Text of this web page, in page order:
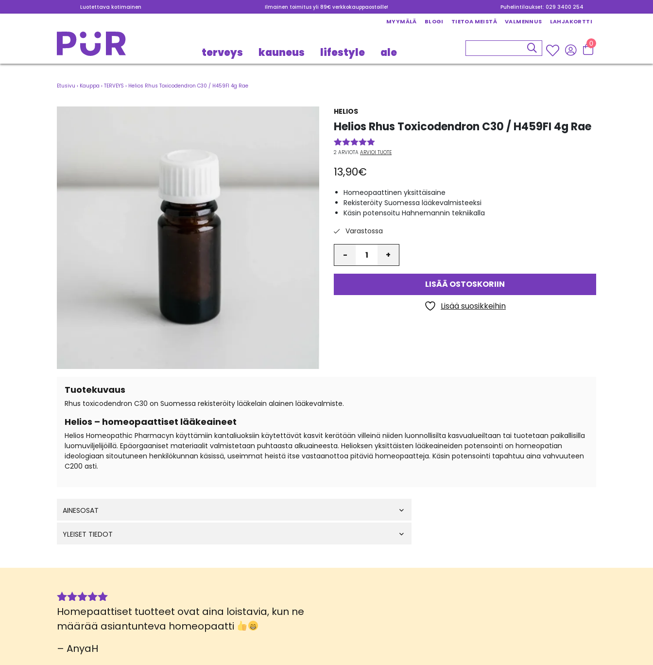
Luotettava kotimainen Ilmainen toimitus yli 89€ verkkokauppaostoille! Puhelintilaukset: 029 3400 254
MYYMÄLÄ BLOGI TIETOA MEISTÄ VALMENNUS LAHJAKORTTI
terveys kauneus lifestyle ale
0
Etusivu › Kauppa › TERVEYS › Helios Rhus Toxicodendron C30 / H459FI 4g Rae
HELIOS
Helios Rhus Toxicodendron C30 / H459FI 4g Rae
Arvio5.00
perustuen
2
asiakkaan
2 ARVIOTA ARVIOI TUOTE
13,90€
Homeopaattinen yksittäisaine
Rekisteröity Suomessa lääkevalmisteeksi
Käsin potensoitu Hahnemannin tekniikalla
Varastossa
LISÄÄ OSTOSKORIIN
Lisää suosikkeihin
Tuotekuvaus
Rhus toxicodendron C30 on Suomessa rekisteröity lääkelain alainen lääkevalmiste.
Helios – homeopaattiset lääkeaineet
Helios Homeopathic Pharmacyn käyttämiin kantaliuoksiin käytettävät kasvit kerätään villeinä niiden luonnollisilta kasvualueiltaan tai tuotetaan paikallisilla
luomuviljelijöillä. Epäorgaaniset materiaalit valmistetaan puhtaasta alkuaineesta. Helioksen yksittäisten lääkeaineiden potensointi on homeopatian
ideologiaan sitoutuneen henkilökunnan käsissä, useimmat heistä itse vastaanottoa pitäviä homeopaatteja. Käsin potensointi tapahtuu aina vahvuuteen
C200 asti.
AINESOSAT
YLEISET TIEDOT
Arvostelu
tuotteesta:
5 / 5
Homepaattiset tuotteet ovat aina loistavia, kun ne
määrää asiantunteva homeopaatti
– AnyaH